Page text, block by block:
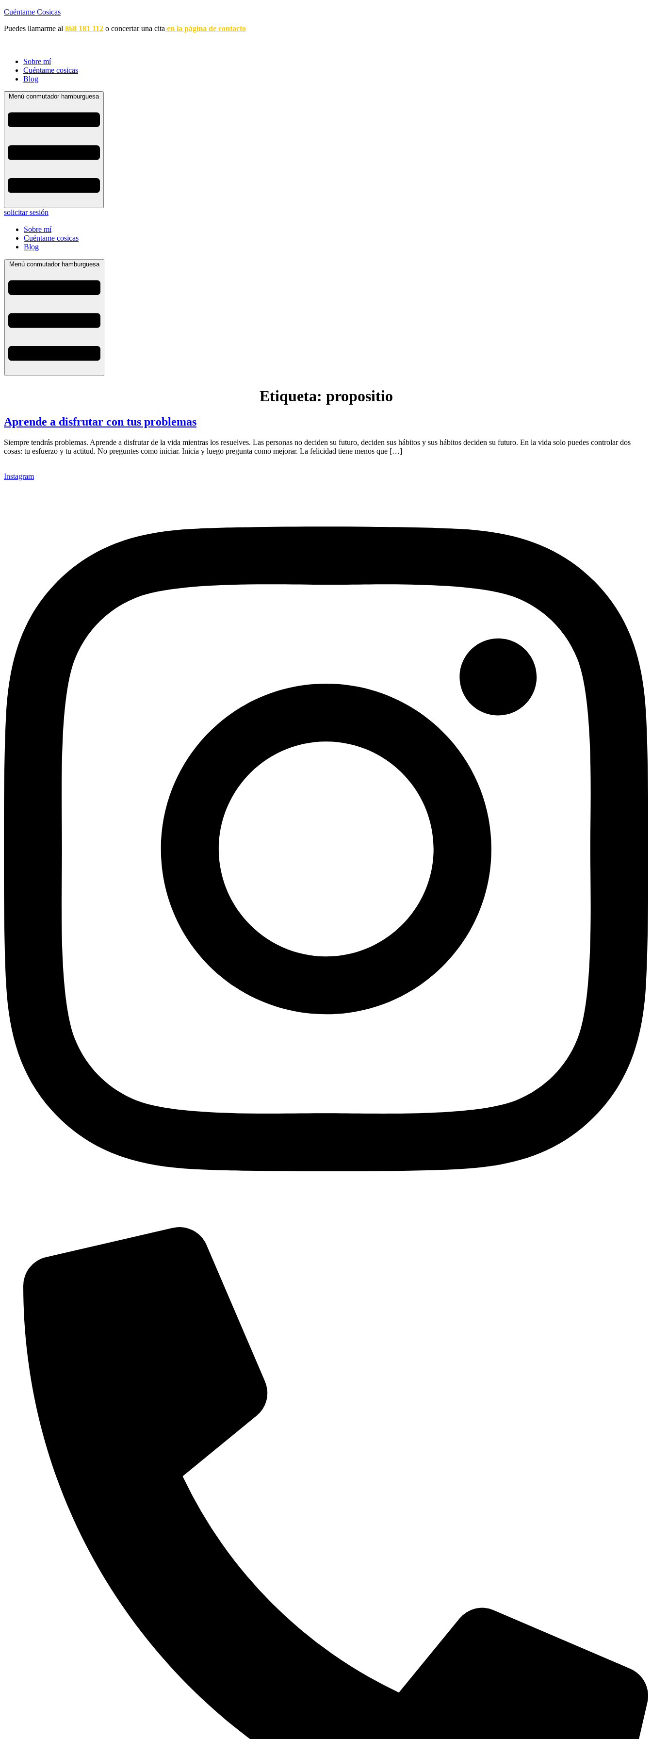
Cuéntame Cosicas
Puedes llamarme al 868 181 112 o concertar una cita en la página de contacto
Sobre mí
Cuéntame cosicas
Blog
Menú conmutador hamburguesa
solicitar sesión
Sobre mí
Cuéntame cosicas
Blog
Menú conmutador hamburguesa
Etiqueta: propositio
Aprende a disfrutar con tus problemas
Siempre tendrás problemas. Aprende a disfrutar de la vida mientras los resuelves. Las personas no deciden su futuro, deciden sus hábitos y sus hábitos deciden su futuro. En la vida solo puedes controlar dos
cosas: tu esfuerzo y tu actitud. No preguntes como iniciar. Inicia y luego pregunta como mejorar. La felicidad tiene menos que […]
Instagram